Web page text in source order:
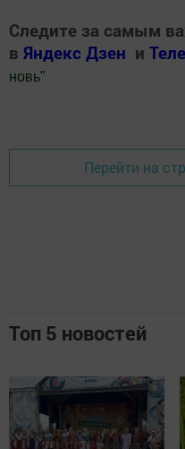
Следите за самым
в Яндекс Дзен и
новь"
Перейти на
Топ 5 новостей